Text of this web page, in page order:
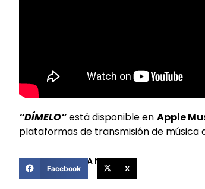
“DÍMELO”está disponible en Apple
plataformas de transmisión de música
COMPARTIR ESTA NOTICIA
Facebook X